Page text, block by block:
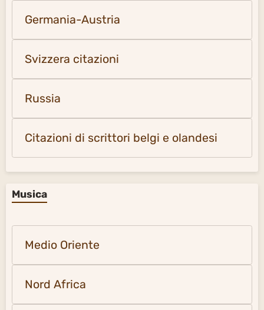
Germania-Austria
Svizzera citazioni
Russia
Citazioni di scrittori belgi e olandesi
Musica
Medio Oriente
Nord Africa